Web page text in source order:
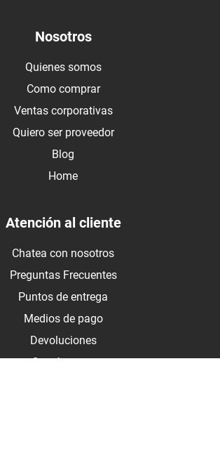
Nosotros
Quienes somos
Como comprar
Ventas corporativas
Quiero ser proveedor
Blog
Home
Atención al cliente
Chatea con nosotros
Preguntas Frecuentes
Puntos de entrega
Medios de pago
Devoluciones
Contáctanos